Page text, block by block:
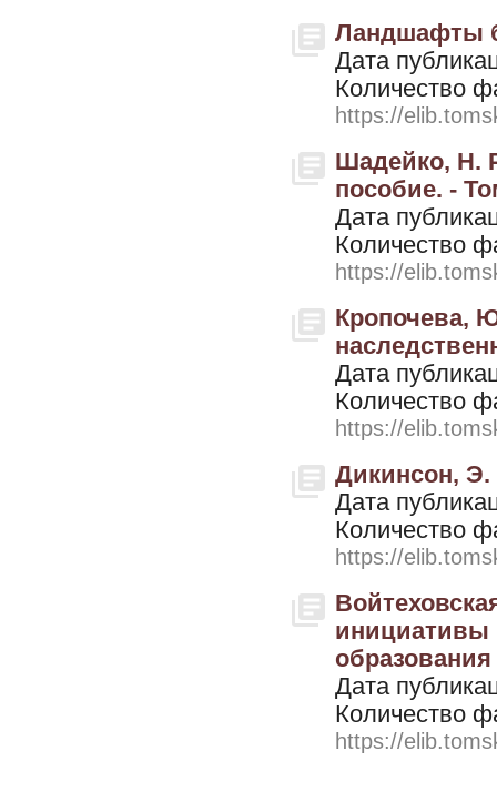
Ландшафты
Дата
Количество
https://
Шадейко, Н.
пособие. -
Дата
Количество
https://
Кропочева,
Дата
Количество
https://
Дикинсон, Э.
Дата
Количество
https://
инициативы
образования
Дата
Количество
https://